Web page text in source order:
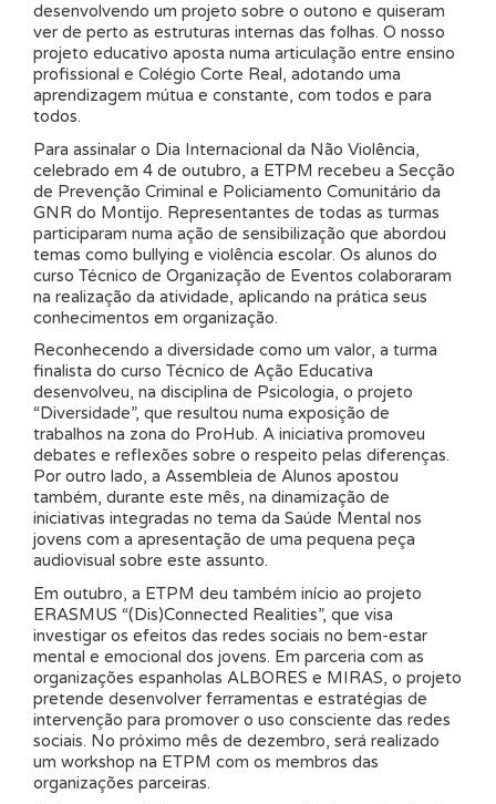
desenvolvendo um projeto sobre o outono e quiseram
ver de perto as estruturas internas das folhas. O nosso
projeto educativo aposta numa articulação entre ensino
profissional e Colégio Corte Real, adotando uma
aprendizagem mútua e constante, com todos e para
todos.
Para assinalar o Dia Internacional da Não Violência,
celebrado em 4 de outubro, a ETPM recebeu a Secção
de Prevenção Criminal e Policiamento Comunitário da
GNR do Montijo. Representantes de todas as turmas
participaram numa ação de sensibilização que abordou
temas como bullying e violência escolar. Os alunos do
curso Técnico de Organização de Eventos colaboraram
na realização da atividade, aplicando na prática seus
conhecimentos em organização.
Reconhecendo a diversidade como um valor, a turma
finalista do curso Técnico de Ação Educativa
desenvolveu, na disciplina de Psicologia, o projeto
“Diversidade”, que resultou numa exposição de
trabalhos na zona do ProHub. A iniciativa promoveu
debates e reflexões sobre o respeito pelas diferenças.
Por outro lado, a Assembleia de Alunos apostou
também, durante este mês, na dinamização de
iniciativas integradas no tema da Saúde Mental nos
jovens com a apresentação de uma pequena peça
audiovisual sobre este assunto.
Em outubro, a ETPM deu também início ao projeto
ERASMUS “(Dis)Connected Realities”, que visa
investigar os efeitos das redes sociais no bem-estar
mental e emocional dos jovens. Em parceria com as
organizações espanholas ALBORES e MIRAS, o projeto
pretende desenvolver ferramentas e estratégias de
intervenção para promover o uso consciente das redes
sociais. No próximo mês de dezembro, será realizado
um workshop na ETPM com os membros das
organizações parceiras.